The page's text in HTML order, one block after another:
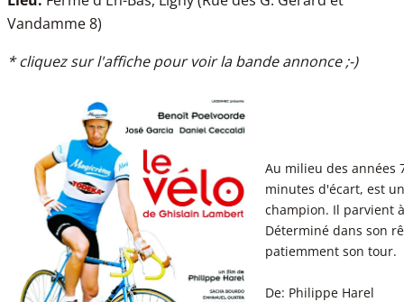
Vandamme 8)
* cliquez sur l'affiche pour voir la bande annonce ;-)
Au milieu des années
minutes d'écart, est
champion. Il parvient
Déterminé dans son
patiemment son tour.
De: Philippe Harel